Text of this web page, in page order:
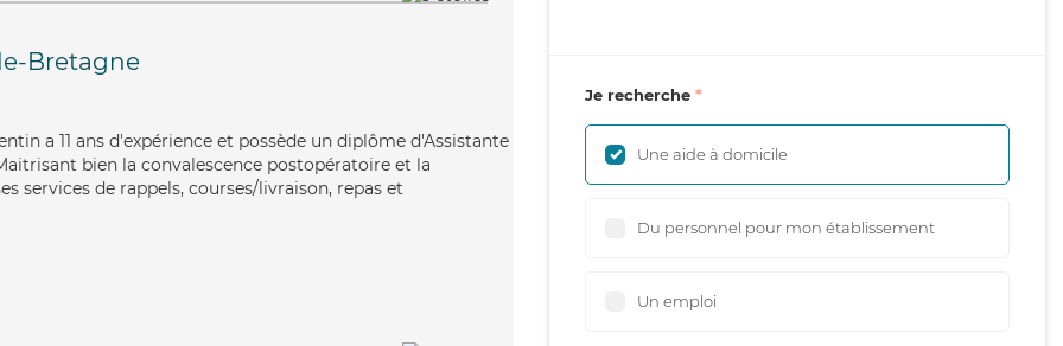
Bretagne
a 11 ans d'expérience et possède un diplôme d'Assistante
bien la convalescence postopératoire et la
services de rappels, courses/livraison, repas et
Je recherche
Une aide à domicile
Du personnel pour mon établissement
Un emploi